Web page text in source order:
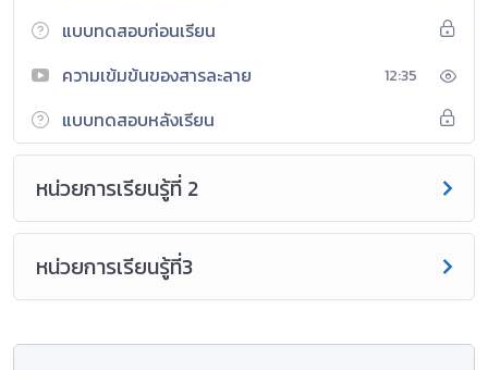
แบบทดสอบก่อนเรียน
ความเข้มข้นของสารละลาย
12:35
แบบทดสอบหลังเรียน
หน่วยการเรียนรู้ที่ 2
หน่วยการเรียนรู้ที่3